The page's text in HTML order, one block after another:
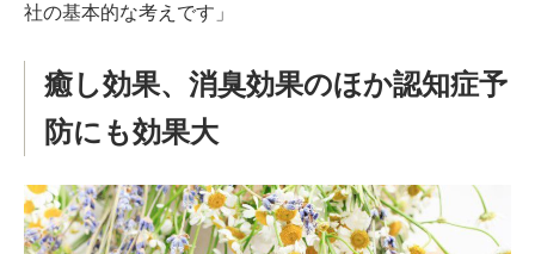
社の基本的な考えです」
癒し効果、消臭効果のほか認知症予
防にも効果大